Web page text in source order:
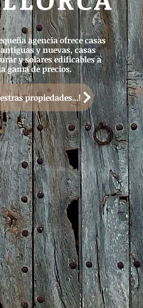
agencia ofrece casas
y nuevas, casas
y solares edificables a
gama de precios.
propiedades...!